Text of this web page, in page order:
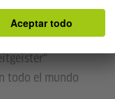
Deutschland
todo el mundo